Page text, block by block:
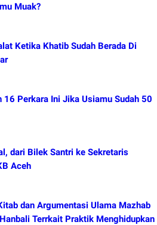
Muak?
Ketika Khatib Sudah Berada Di
16 Perkara Ini Jika Usiamu Sudah 50
dari Bilek Santri ke Sekretaris
Aceh
dan Argumentasi Ulama Mazhab
Terrkait Praktik Menghidupkan